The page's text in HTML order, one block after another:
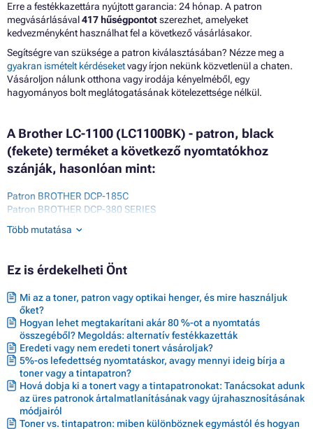
Erre a festékkazettára nyújtott garancia: 24 hónap. A patron
megvásárlásával417 hűségpontotszerezhet, amelyeket
kedvezményként használhat fel a következő vásárlásakor.
Segítségre van szüksége a patron kiválasztásában? Nézze meg a
gyakran ismételt kérdéseketvagy írjon nekünk közvetlenül a chaten.
Vásároljon nálunk otthona vagy irodája kényelméből, egy
hagyományos bolt meglátogatásának kötelezettsége nélkül.
A Brother LC-1100 (LC1100BK) - patron, black
(fekete) terméket a következő nyomtatókhoz
szánják, hasonlóan mint:
Patron BROTHER DCP-185C
Patron BROTHER DCP-380 SERIES
Patron BROTHER DCP-383C
Patron BROTHER DCP-385C
Patron BROTHER DCP-395CN
Patron BROTHER DCP-585CW
Patron BROTHER DCP-6690CW
Patron BROTHER DCP-J715W
Patron BROTHER MFC-490 SERIES
Patron BROTHER MFC-490CN
Patron BROTHER MFC-490CW
Patron BROTHER MFC-5490CN
Patron BROTHER MFC-5490N
Patron BROTHER MFC-5890CN
Patron BROTHER MFC-5895CW
Patron BROTHER MFC-6490CW
Patron BROTHER MFC-6690CW
Több mutatása
Ez is érdekelheti Önt
Mi az a toner, patron vagy optikai henger, és mire használjuk
őket?
Hogyan lehet megtakarítani akár 80 %-ot a nyomtatás
összegéből? Megoldás: alternatív festékkazetták
Eredeti vagy nem eredeti tonert vásároljak?
5%-os lefedettség nyomtatáskor, avagy mennyi ideig bírja a
toner vagy a tintapatron?
Hová dobja ki a tonert vagy a tintapatronokat: Tanácsokat adunk
az üres patronok ártalmatlanításának vagy újrahasznosításának
módjairól
Toner vs. tintapatron: miben különböznek egymástól és hogyan